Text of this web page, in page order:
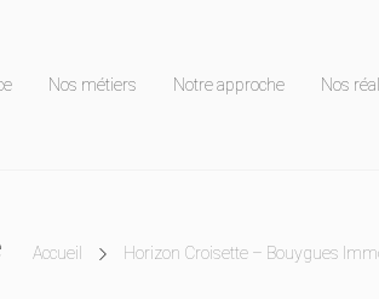
Nos métiers Notre approche Nos
Accueil Horizon Croisette – Bouygues